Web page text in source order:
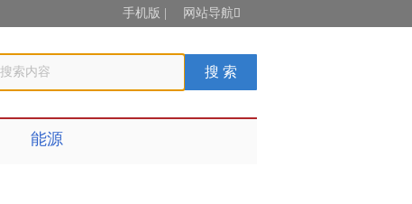
手机版 网站导航
能源